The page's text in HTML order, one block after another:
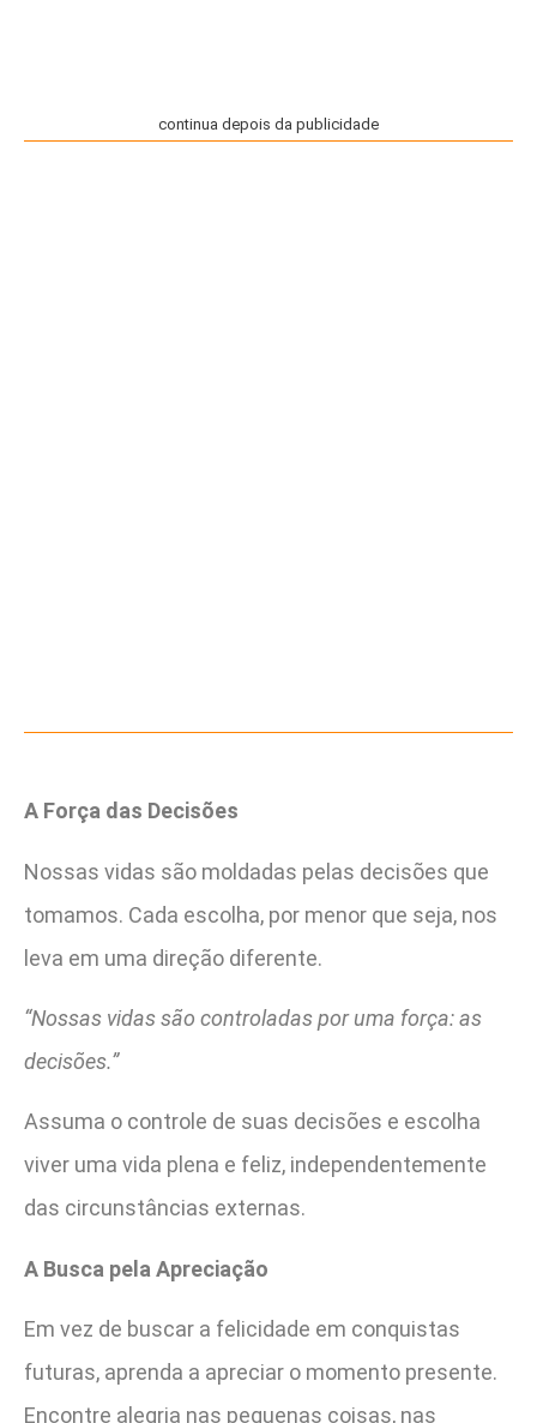
continua depois da publicidade
A Força das Decisões
Nossas vidas são moldadas pelas decisões que
tomamos. Cada escolha, por menor que seja, nos
leva em uma direção diferente.
“Nossas vidas são controladas por uma força: as
decisões.”
Assuma o controle de suas decisões e escolha
viver uma vida plena e feliz, independentemente
das circunstâncias externas.
A Busca pela Apreciação
Em vez de buscar a felicidade em conquistas
futuras, aprenda a apreciar o momento presente.
Encontre alegria nas pequenas coisas, nas